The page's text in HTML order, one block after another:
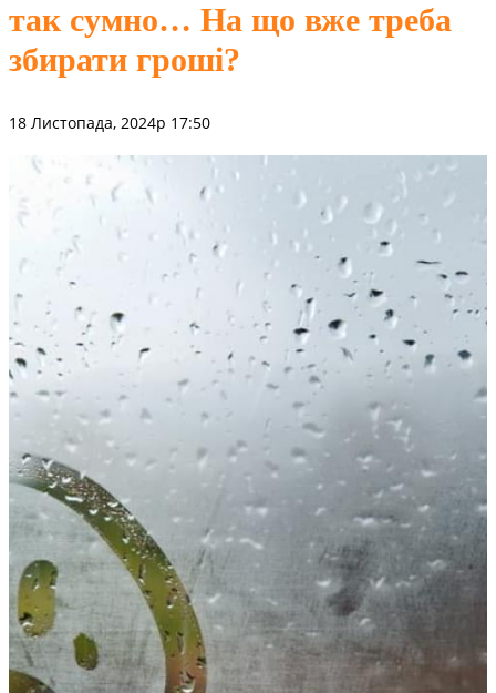
так сумно… На що вже треба
збирати гроші?
18 Листопада, 2024р 17:50